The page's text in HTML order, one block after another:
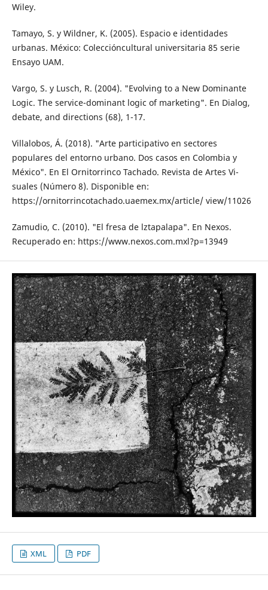
Wiley.
Tamayo, S. y Wildner, K. (2005). Espacio e identidades
urbanas. México: Coleccióncultural universitaria 85 serie
Ensayo UAM.
Vargo, S. y Lusch, R. (2004). "Evolving to a New Dominante
Logic. The service-dominant lo­gic of marketing". En Dialog,
debate, and directions (68), 1-17.
Villalobos, Á. (2018). "Arte participativo en sectores
populares del entorno urbano. Dos casos en Colombia y
México". En El Ornitorrinco Tachado. Revista de Artes Vi­
suales (Número 8). Disponible en:
https://ornitorrincotachado.uaemex.mx/article/ view/11026
Zamudio, C. (2010). "El fresa de lztapalapa". En Nexos.
Recuperado en: https://www.nexos.com.mxl?p=13949
XML PDF